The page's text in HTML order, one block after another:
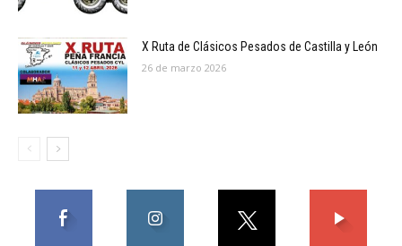
X Ruta de Clásicos Pesados de Castilla y León
26 de marzo 2026